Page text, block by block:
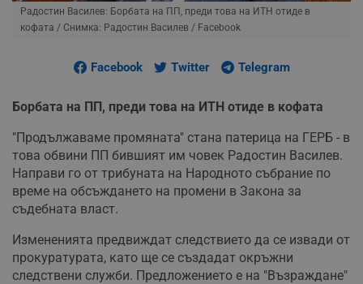
Радостин Василев: Борбата на ПП, преди това на ИТН отиде в
кофата / Снимка: Радостин Василев / Facebook
Facebook Twitter Telegram
Борбата на ПП, преди това на ИТН отиде в кофата
"Продължаваме промяната" стана патерица на ГЕРБ - в
това обвини ПП бившият им човек Радостин Василев.
Направи го от трибуната на Народното събрание по
време на обсъждането на промени в Закона за
съдебната власт.
Измененията предвиждат следствието да се извади от
прокуратурата, като ще се създадат окръжни
следствени служби. Предложението е на "Възраждане"